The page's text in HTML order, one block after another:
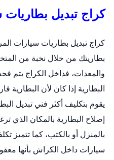
كراج تبديل
كراج تبديل بطاريات سيارات
بطاريتك من خلال نخبة من
والمعدات، فداخل الكراج يتم
البطارية إذا كان لأن البطارية
يقوم بتكليف أكثر فني تبديل
إصلاح البطارية بالمكان الذي
بالمنزل أو بالكتب، كما تتميز
سيارات داخل الكراش بأنها